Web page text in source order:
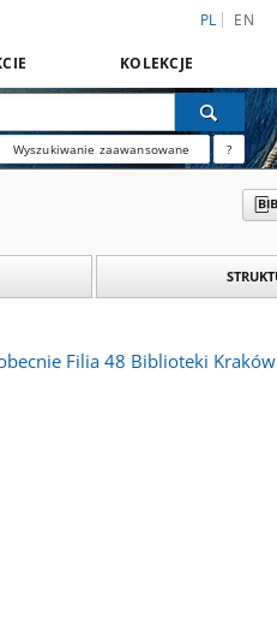
PL EN
KOLEKCJE
Wyszukiwanie zaawansowane ?
Filia 48 Biblioteki Kraków